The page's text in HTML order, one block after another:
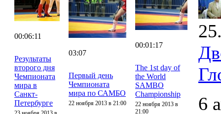
00:06:11
Результаты
второго дня
Чемпионата
мира в
Санкт-
Петербурге
03:07
Первый день
Чемпионата
мира по САМБО
22 ноября 2013 в 21:00
00:01:17
The 1st day of
the World
SAMBO
Championship
22 ноября 2013 в
21:00
6